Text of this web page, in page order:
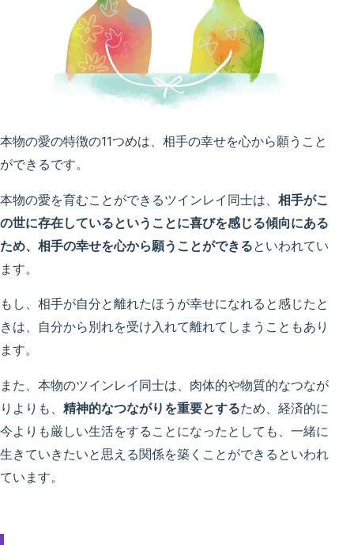
本物の愛の特徴の11つめは、相手の幸せを心から願うこと
ができるです。
本物の愛を育むことができるツインレイ同士は、 相手がこ
の世に存在しているということに喜びを感じる傾向にある
ため、相手の幸せを心から願うことができるといわれてい
ます。
もし、相手が自分と離れたほうが幸せになれると感じたと
きは、自分から別れを受け入れて離れてしまうこともあり
ます。
また、本物のツインレイ同士は、肉体的や物質的なつなが
りよりも、 精神的なつながりを重要とするため、経済的に
今よりも厳しい生活をすることになったとしても、一緒に
生きていきたいと思える関係を築くことができるといわれ
ています。